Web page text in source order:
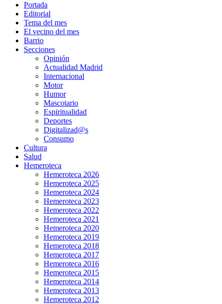
Portada
Editorial
Tema del mes
El vecino del mes
Barrio
Secciones
Opinión
Actualidad Madrid
Internacional
Motor
Humor
Mascotario
Espiritualidad
Deportes
Digitalizad@s
Consumo
Cultura
Salud
Hemeroteca
Hemeroteca 2026
Hemeroteca 2025
Hemeroteca 2024
Hemeroteca 2023
Hemeroteca 2022
Hemeroteca 2021
Hemeroteca 2020
Hemeroteca 2019
Hemeroteca 2018
Hemeroteca 2017
Hemeroteca 2016
Hemeroteca 2015
Hemeroteca 2014
Hemeroteca 2013
Hemeroteca 2012